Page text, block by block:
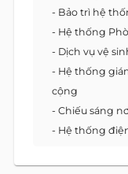
- Bảo trì hệ
- Hệ thống
- Dịch vụ vệ
- Hệ thống
cộng
- Chiếu sáng
- Hệ thống